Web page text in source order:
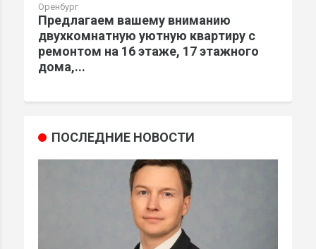
Оренбург
Предлагаем вашему вниманию
двухкомнатную уютную квартиру с
ремонтом на 16 этаже, 17 этажного
дома,...
ПОСЛЕДНИЕ НОВОСТИ